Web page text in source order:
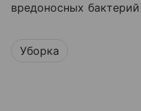
вредоносных
Уборка